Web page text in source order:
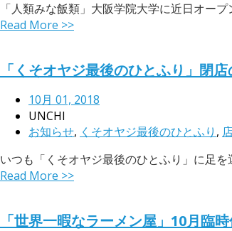
「人類みな飯類」大阪学院大学に近日オープ
Read More >>
「くそオヤジ最後のひとふり」閉
10月 01, 2018
UNCHI
お知らせ, くそオヤジ最後のひとふり ,
いつも「くそオヤジ最後のひとふり」に足
Read More >>
「世界一暇なラーメン屋」10月臨